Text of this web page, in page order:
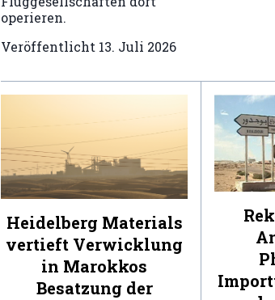
operieren.
Veröffentlicht 13. Juli 2026
Heidelberg Materials
vertieft Verwicklung
in Marokkos
Besatzung der